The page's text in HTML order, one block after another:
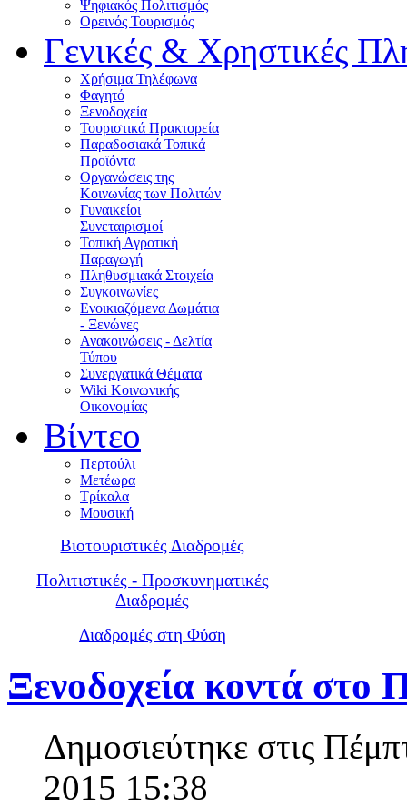
Ψηφιακός Πολιτισμός
Ορεινός Τουρισμός
Γενικές & Χρηστικές
Χρήσιμα Τηλέφωνα
Φαγητό
Ξενοδοχεία
Τουριστικά Πρακτορεία
Παραδοσιακά Τοπικά
Προϊόντα
Οργανώσεις της
Κοινωνίας των Πολιτών
Γυναικείοι
Συνεταιρισμοί
Τοπική Αγροτική
Παραγωγή
Πληθυσμιακά Στοιχεία
Συγκοινωνίες
Ενοικιαζόμενα Δωμάτια
- Ξενώνες
Ανακοινώσεις - Δελτία
Τύπου
Συνεργατικά Θέματα
Wiki Κοινωνικής
Οικονομίας
Βίντεο
Περτούλι
Μετέωρα
Τρίκαλα
Μουσική
Βιοτουριστικές Διαδρομές
Πολιτιστικές - Προσκυνηματικές
Διαδρομές
Διαδρομές στη Φύση
Ξενοδοχεία κοντά στο
Δημοσιεύτηκε στις
2015 15:38